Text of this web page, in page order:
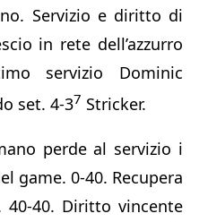
Servizio e diritto di
in rete dell’azzurro
servizio Dominic
set. 4-37 Stricker.
perde al servizio i
game. 0-40. Recupera
40-40. Diritto vincente